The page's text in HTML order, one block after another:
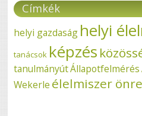
Címkék
helyi gazdaság helyi
tanácsok képzés
tanulmányútÁllapotfelmérés
Wekerle élelmiszer